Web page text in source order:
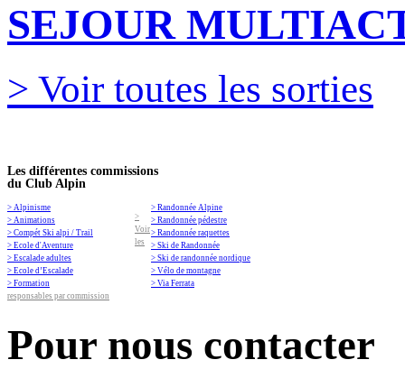
SEJOUR
> Voir toutes les sorties
Les différentes commissions
du Club Alpin
> Alpinisme
> Animations
> Compét Ski alpi / Trail
> Ecole d'Aventure
> Escalade adultes
> Ecole d’Escalade
> Formation
> Randonnée Alpine
> Randonnée pédestre
> Randonnée raquettes
> Ski de Randonnée
> Ski de randonnée nordique
> Vélo de montagne
> Via Ferrata
>
Voir
les
responsables par commission
Pour nous contacter